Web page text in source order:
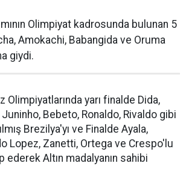
Olimpiyat kadrosunda bulunan 5
Amokachi, Babangida ve Oruma
giydi.
Olimpiyatlarında yarı finalde Dida,
Bebeto, Ronaldo, Rivaldo gibi
Brezilya'yı ve Finalde Ayala,
Lopez, Zanetti, Ortega ve Crespo'lu
ederek Altın madalyanın sahibi